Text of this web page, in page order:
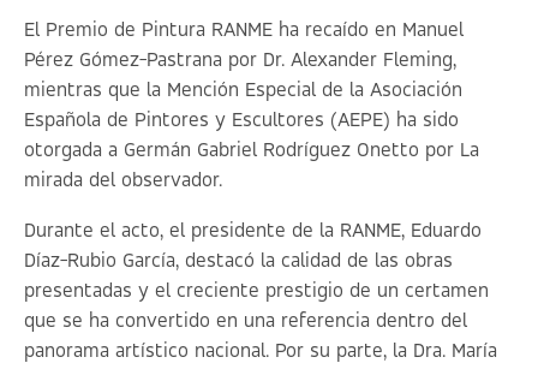
El Premio de Pintura RANME ha recaído en Manuel
Pérez Gómez-Pastrana por Dr. Alexander Fleming,
mientras que la Mención Especial de la Asociación
Española de Pintores y Escultores (AEPE) ha sido
otorgada a Germán Gabriel Rodríguez Onetto por La
mirada del observador.
Durante el acto, el presidente de la RANME, Eduardo
Díaz-Rubio García, destacó la calidad de las obras
presentadas y el creciente prestigio de un certamen
que se ha convertido en una referencia dentro del
panorama artístico nacional. Por su parte, la Dra. María